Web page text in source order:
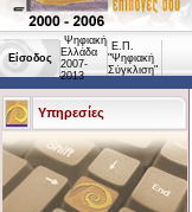
Είσοδος
Ψηφιακή
Ελλάδα
2007-
2013
Ε.Π.
"Ψηφιακή
Σύγκλιση"
Υπηρεσίες